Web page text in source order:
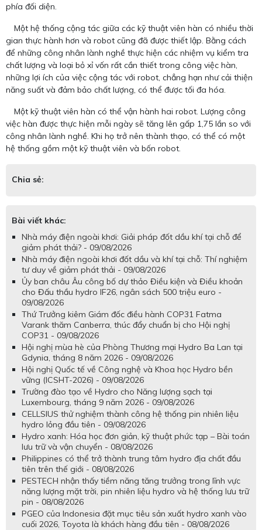
phía đối diện.
Một hệ thống cộng tác giữa các kỹ thuật viên hàn có nhiều thời
gian thực hành hơn và robot cũng đã được thiết lập. Bằng cách
để những công nhân lành nghề thực hiện các nhiệm vụ kiểm tra
chất lượng và loại bỏ xỉ vốn rất cần thiết trong công việc hàn,
những lợi ích của việc cộng tác với robot, chẳng hạn như cải thiện
năng suất và đảm bảo chất lượng, có thể được tối đa hóa.
Một kỹ thuật viên hàn có thể vận hành hai robot. Lượng công
việc hàn được thực hiện mỗi ngày sẽ tăng lên gấp 1,75 lần so với
công nhân lành nghề. Khi họ trở nên thành thạo, có thể có một
hệ thống gồm một kỹ thuật viên và bốn robot.
Chia sẻ:
Bài viết khác:
Nhà máy điện ngoài khơi: Giải pháp đốt dầu khí tại chỗ để
giảm phát thải? - 09/08/2026
Nhà máy điện ngoài khơi đốt dầu và khí tại chỗ: Thí nghiệm
tư duy về giảm phát thải - 09/08/2026
Ủy ban châu Âu công bố dự thảo Điều kiện và Điều khoản
cho Đấu thầu hydro IF26, ngân sách 500 triệu euro -
09/08/2026
Thứ Trưởng kiêm Giám đốc điều hành COP31 Fatma
Varank thăm Canberra, thúc đẩy chuẩn bị cho Hội nghị
COP31 - 09/08/2026
Hội nghị mùa hè của Phòng Thương mại Hydro Ba Lan tại
Gdynia, tháng 8 năm 2026 - 09/08/2026
Hội nghị Quốc tế về Công nghệ và Khoa học Hydro bền
vững (ICSHT-2026) - 09/08/2026
Trường đào tạo về Hydro cho Năng lượng sạch tại
Luxembourg, tháng 9 năm 2026 - 09/08/2026
CELLSIUS thử nghiệm thành công hệ thống pin nhiên liệu
hydro lỏng đầu tiên - 09/08/2026
Hydro xanh: Hóa học đơn giản, kỹ thuật phức tạp – Bài toán
lưu trữ và vận chuyển - 08/08/2026
Philippines có thể trở thành trung tâm hydro địa chất đầu
tiên trên thế giới - 08/08/2026
PESTECH nhận thấy tiềm năng tăng trưởng trong lĩnh vực
năng lượng mặt trời, pin nhiên liệu hydro và hệ thống lưu trữ
pin - 08/08/2026
PGEO của Indonesia đặt mục tiêu sản xuất hydro xanh vào
cuối 2026, Toyota là khách hàng đầu tiên - 08/08/2026